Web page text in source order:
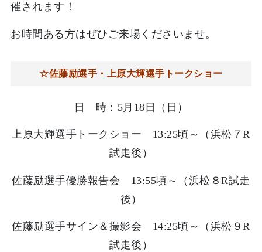
催されます！
お時間ある方はぜひご来場くださいませ。
☆佐藤励選手・上原大輝選手トークショー
日 時：5月18日（日）
上原大輝選手トークショー 13:25頃～（浜松７R
試走後）
佐藤励選手優勝報告会 13:55頃～（浜松８R試走
後）
佐藤励選手サイン＆撮影会 14:25頃～（浜松９R
試走後）